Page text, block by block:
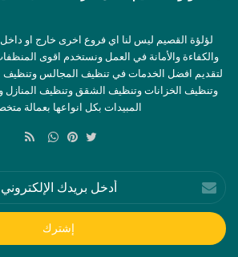
لؤلؤة القصيم ليس لنا اي فروع اخرى خارج او داخل
والكفاءة والأمانة في العمل ونستخدم اقوى
لتقديم افضل الخدمات في تنظيف المجالس وتنظيف
وتنظيف الخزانات وتنظيف الشقق وتنظيف
المبيدات بكل انواعها بعمالة
RSS
أدخل
بريدك
الإلكتروني